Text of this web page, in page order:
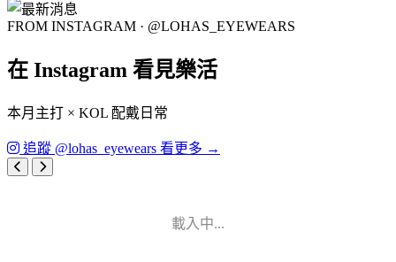
FROM INSTAGRAM · @LOHAS_EYEWEARS
在 Instagram 看見樂活
本月主打 × KOL 配戴日常
追蹤 @lohas_eyewears 看更多 →
載入中...